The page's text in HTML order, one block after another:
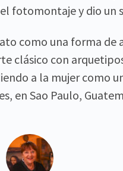
fotomontaje y dio
como una forma de
clásico con
a la mujer como
en Sao Paulo,